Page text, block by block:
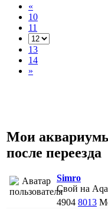
«
10
11
13
14
»
Мои
после переезда
Simro
Свой на
4904 8013